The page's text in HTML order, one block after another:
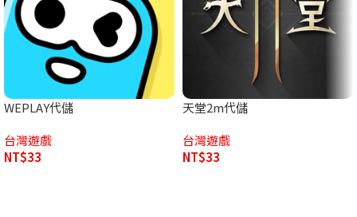
WEPLAY代儲
台灣遊戲
NT$33
天堂2m代儲
台灣遊戲
NT$33